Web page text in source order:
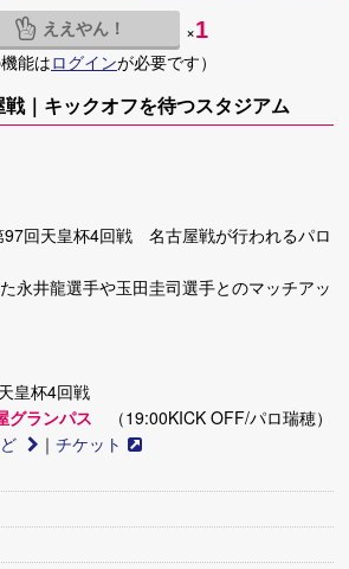
ええやん！ ×1
機能はログインが必要です）
｜キックオフを待つスタジアム
97回天皇杯4回戦 名古屋戦が行われるパロ
永井龍選手や玉田圭司選手とのマッチアッ
皇杯4回戦
グランパス （19:00KICK OFF/パロ瑞穂）
｜チケット